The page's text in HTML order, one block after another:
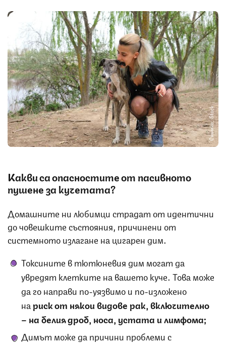
Снимка: iStock
Какви са опасностите от пасивното
пушене за кучетата?
Домашните ни любимци страдат от идентични
до човешките състояния, причинени от
системното излагане на цигарен дим.
Токсините в тютюневия дим могат да
увредят клетките на вашето куче. Това може
да го направи по-уязвимо и по-изложено
на риск от някои видове рак, включително
– на белия дроб, носа, устата и лимфома;
Димът може да причини проблеми с